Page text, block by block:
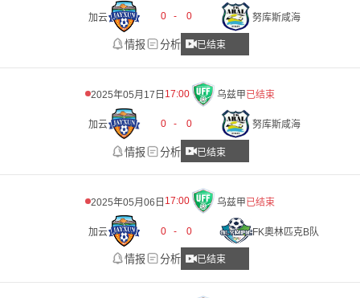
加云 0 - 0 努库斯咸海
情报 分析 已结束
2025年05月17日 17:00 乌兹甲已结束
加云 0 - 0 努库斯咸海
情报 分析 已结束
2025年05月06日 17:00 乌兹甲已结束
加云 0 - 0 FK奧林匹克B队
情报 分析 已结束